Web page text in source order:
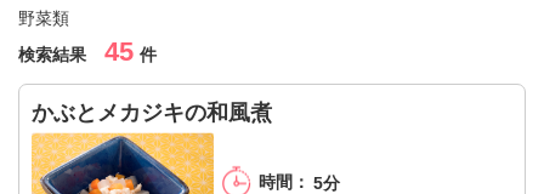
野菜類
検索結果
45 件
かぶとメカジキの和風煮
5分